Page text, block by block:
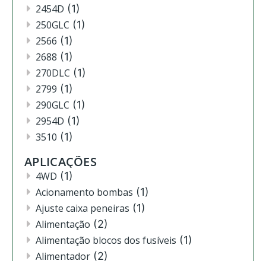
2454D (1)
250GLC (1)
2566 (1)
2688 (1)
270DLC (1)
2799 (1)
290GLC (1)
2954D (1)
3510 (1)
3522(11)
(2)
4720
APLICAÇÕES
4WD (1)
Acionamento bombas (1)
Ajuste caixa peneiras (1)
Alimentação (2)
Alimentação blocos dos fusíveis (1)
Alimentador (2)